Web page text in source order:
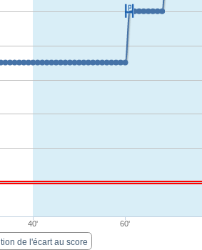
de l'écart au score
40' 60'